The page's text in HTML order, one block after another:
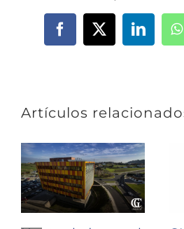
Facebook
X LinkedIn
Artículos